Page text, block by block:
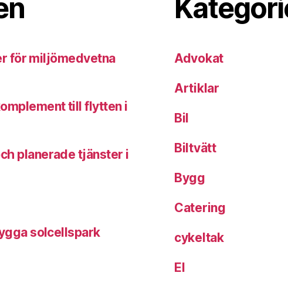
för miljömedvetna
till flytten i
planerade tjänster i
solcellspark
Advokat
Artiklar
Bil
Biltvätt
Bygg
Catering
cykeltak
El